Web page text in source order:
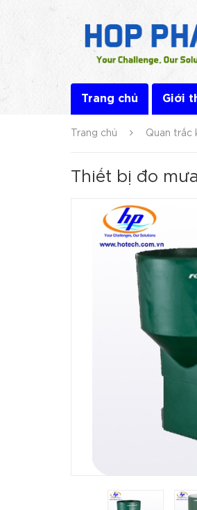
Trang chủ Giới
Trang chủ Quan trắc
Thiết bị đo